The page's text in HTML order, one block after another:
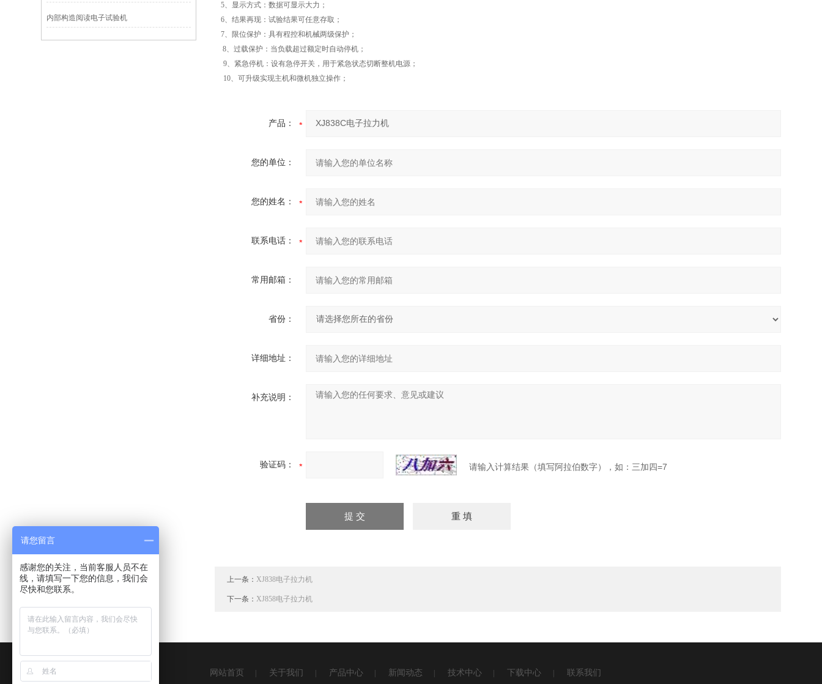
内部构造阅读电子试验机
5、显示方式：数据可显示大力；
6、结果再现：试验结果可任意存取；
7、限位保护：具有程控和机械两级保护；
8、过载保护：当负载超过额定时自动停机；
9、紧急停机：设有急停开关，用于紧急状态切断整机电源；
10、可升级实现主机和微机独立操作；
产品：
您的单位：
您的姓名：
联系电话：
常用邮箱：
省份：
详细地址：
补充说明：
验证码： 请输入计算结果（填写阿拉伯数字），如：三加四=7
上一条：XJ838电子拉力机
下一条：XJ858电子拉力机
网站首页 关于我们 产品中心 新闻动态 技术中心 下载中心 联系我们
请您留言
感谢您的关注，当前客服人员不在
线，请填写一下您的信息，我们会
尽快和您联系。